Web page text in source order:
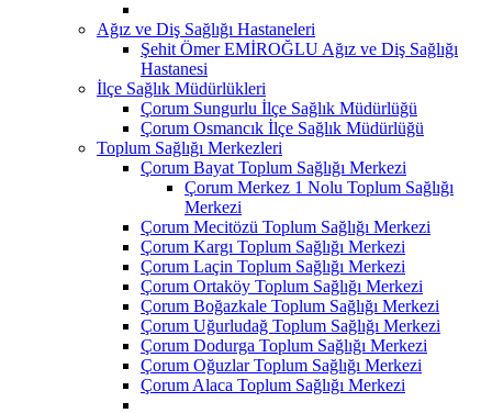
Ağız ve Diş Sağlığı Hastaneleri
Şehit Ömer EMİROĞLU Ağız ve Diş Sağlığı
Hastanesi
İlçe Sağlık Müdürlükleri
Çorum Sungurlu İlçe Sağlık Müdürlüğü
Çorum Osmancık İlçe Sağlık Müdürlüğü
Toplum Sağlığı Merkezleri
Çorum Bayat Toplum Sağlığı Merkezi
Çorum Merkez 1 Nolu Toplum Sağlığı
Merkezi
Çorum Mecitözü Toplum Sağlığı Merkezi
Çorum Kargı Toplum Sağlığı Merkezi
Çorum Laçin Toplum Sağlığı Merkezi
Çorum Ortaköy Toplum Sağlığı Merkezi
Çorum Boğazkale Toplum Sağlığı Merkezi
Çorum Uğurludağ Toplum Sağlığı Merkezi
Çorum Dodurga Toplum Sağlığı Merkezi
Çorum Oğuzlar Toplum Sağlığı Merkezi
Çorum Alaca Toplum Sağlığı Merkezi